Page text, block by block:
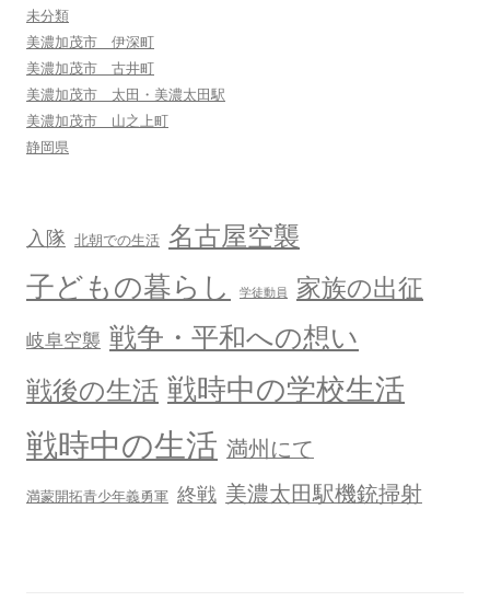
未分類
美濃加茂市 伊深町
美濃加茂市 古井町
美濃加茂市 太田・美濃太田駅
美濃加茂市 山之上町
静岡県
入隊 北朝での生活 名古屋空襲
子どもの暮らし 学徒動員 家族の出征
岐阜空襲 戦争・平和への想い
戦後の生活 戦時中の学校生活
戦時中の生活 満州にて
満蒙開拓青少年義勇軍 終戦 美濃太田駅機銃掃射